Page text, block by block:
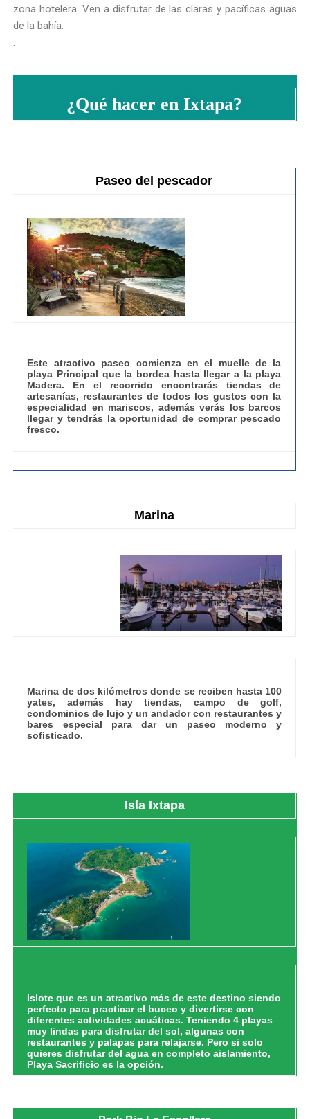
zona hotelera. Ven a disfrutar de las claras y pacíficas aguas
de la bahía.
.
¿Qué hacer en Ixtapa?
Paseo del pescador
Este atractivo paseo comienza en el muelle de la
playa Principal que la bordea hasta llegar a la playa
Madera. En el recorrido encontrarás tiendas de
artesanías, restaurantes de todos los gustos con la
especialidad en mariscos, además verás los barcos
llegar y tendrás la oportunidad de comprar pescado
fresco.
Marina
Marina de dos kilómetros donde se reciben hasta 100
yates, además hay tiendas, campo de golf,
condominios de lujo y un andador con restaurantes y
bares especial para dar un paseo moderno y
sofisticado.
Isla Ixtapa
Islote que es un atractivo más de este destino siendo
perfecto para practicar el buceo y divertirse con
diferentes actividades acuáticas. Teniendo 4 playas
muy lindas para disfrutar del sol, algunas con
restaurantes y palapas para relajarse. Pero si solo
quieres disfrutar del agua en completo aislamiento,
Playa Sacrificio es la opción.